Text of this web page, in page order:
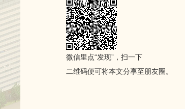
微信里点“发现”，扫一下
二维码便可将本文分享至朋友圈。